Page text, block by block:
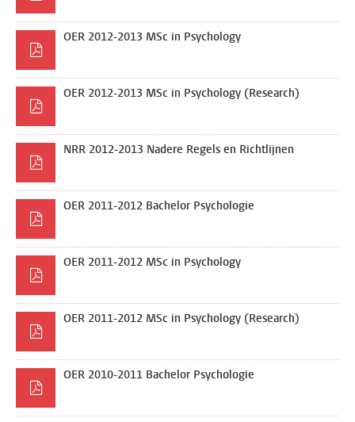
OER 2012-2013 MSc in Psychology
OER 2012-2013 MSc in Psychology (Research)
NRR 2012-2013 Nadere Regels en Richtlijnen
OER 2011-2012 Bachelor Psychologie
OER 2011-2012 MSc in Psychology
OER 2011-2012 MSc in Psychology (Research)
OER 2010-2011 Bachelor Psychologie